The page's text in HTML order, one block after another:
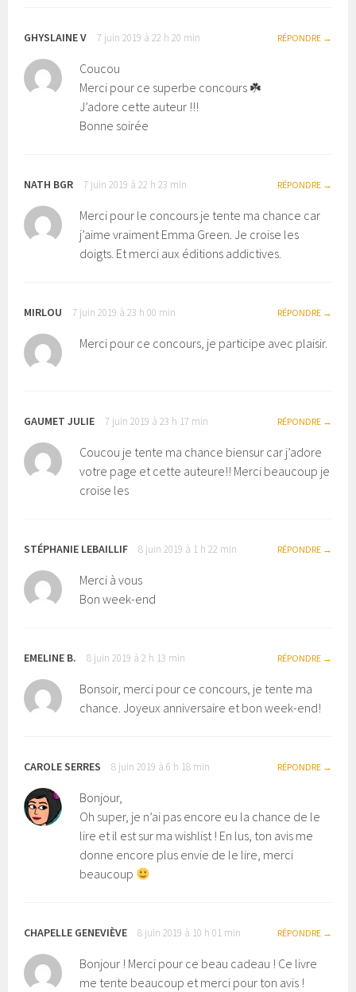
GHYSLAINE V 7 juin 2019 à 22 h 20 min RÉPONDRE
Coucou
Merci pour ce superbe concours ☘️
J’adore cette auteur !!!
Bonne soirée
NATH BGR 7 juin 2019 à 22 h 23 min RÉPONDRE
Merci pour le concours je tente ma chance car
j’aime vraiment Emma Green. Je croise les
doigts. Et merci aux éditions addictives.
MIRLOU 7 juin 2019 à 23 h 00 min RÉPONDRE
Merci pour ce concours, je participe avec plaisir.
GAUMET JULIE 7 juin 2019 à 23 h 17 min RÉPONDRE
Coucou je tente ma chance biensur car j’adore
votre page et cette auteure!! Merci beaucoup je
croise les
STÉPHANIE LEBAILLIF 8 juin 2019 à 1 h 22 min RÉPONDRE
Merci à vous
Bon week-end
EMELINE B. 8 juin 2019 à 2 h 13 min RÉPONDRE
Bonsoir, merci pour ce concours, je tente ma
chance. Joyeux anniversaire et bon week-end!
CAROLE SERRES 8 juin 2019 à 6 h 18 min RÉPONDRE
Bonjour,
Oh super, je n’ai pas encore eu la chance de le
lire et il est sur ma wishlist ! En lus, ton avis me
donne encore plus envie de le lire, merci
beaucoup
CHAPELLE GENEVIÈVE 8 juin 2019 à 10 h 01 min RÉPONDRE
Bonjour ! Merci pour ce beau cadeau ! Ce livre
me tente beaucoup et merci pour ton avis !